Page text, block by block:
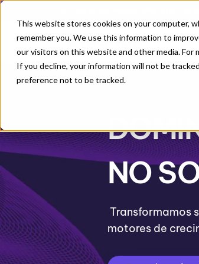
This website stores cookies on your computer,
remember you. We use this information to
our visitors on this website and other media.
If you decline, your information will not be
preference not to be tracked.
NO
Transformamos
motores de